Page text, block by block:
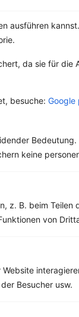
ausführen
da sie für die
besuche: Google
Bedeutung.
keine
z. B. beim Teilen
von
Besucher usw.
den
des echten
die
das